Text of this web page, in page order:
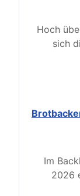
Hoch
sich
Im
2026